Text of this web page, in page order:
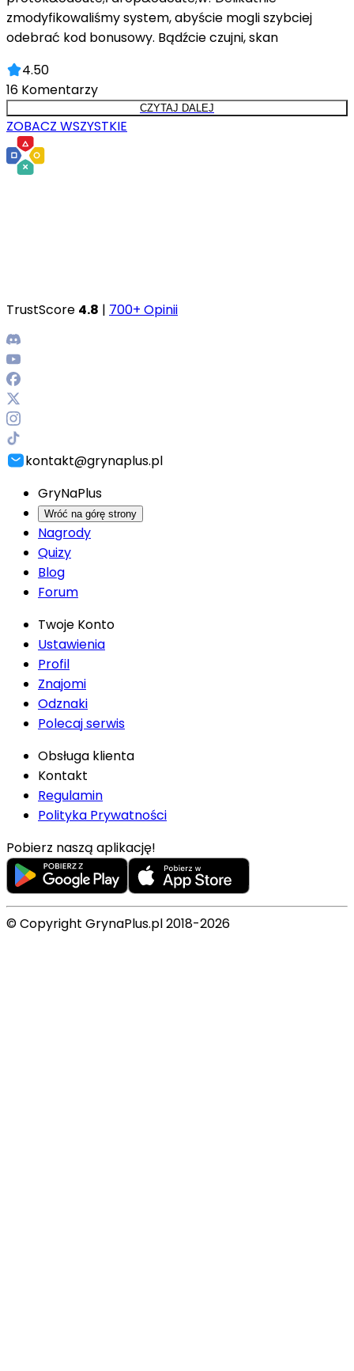
zmodyfikowaliśmy system, abyście mogli szybciej
odebrać kod bonusowy. Bądźcie czujni, skan
4.50
16 Komentarzy
CZYTAJ DALEJ
ZOBACZ WSZYSTKIE
TrustScore 4.8 | 700+ Opinii
kontakt@grynaplus.pl
GryNaPlus
Wróć na górę strony
Nagrody
Quizy
Blog
Forum
Twoje Konto
Ustawienia
Profil
Znajomi
Odznaki
Polecaj serwis
Obsługa klienta
Kontakt
Regulamin
Polityka Prywatności
Pobierz naszą aplikację!
© Copyright GrynaPlus.pl 2018-2026